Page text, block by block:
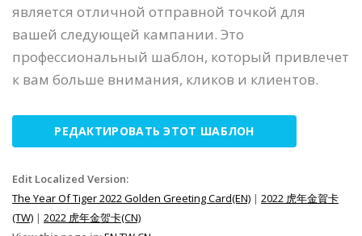
является отличной отправной точкой для
вашей следующей кампании. Это
профессиональный шаблон, который привлечет
к вам больше внимания, кликов и клиентов.
РЕДАКТИРОВАТЬ ЭТОТ ШАБЛОН
Edit Localized Version:
The Year Of Tiger 2022 Golden Greeting Card(EN) | 2022 虎年金賀卡
(TW) | 2022 虎年金贺卡(CN)